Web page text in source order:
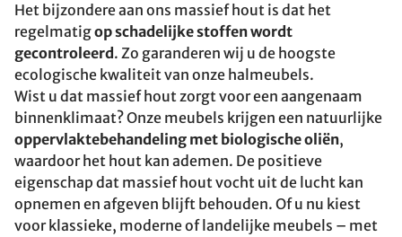
Het bijzondere aan ons massief hout is dat het
regelmatigop schadelijke stoffen wordt
gecontroleerd . Zo garanderen wij u de hoogste
ecologische kwaliteit van onze halmeubels.
Wist u dat massief hout zorgt voor een aangenaam
binnenklimaat? Onze meubels krijgen een natuurlijke
oppervlaktebehandeling met biologische oliën,
waardoor het hout kan ademen. De positieve
eigenschap dat massief hout vocht uit de lucht kan
opnemen en afgeven blijft behouden. Of u nu kiest
voor klassieke, moderne of landelijke meubels – met